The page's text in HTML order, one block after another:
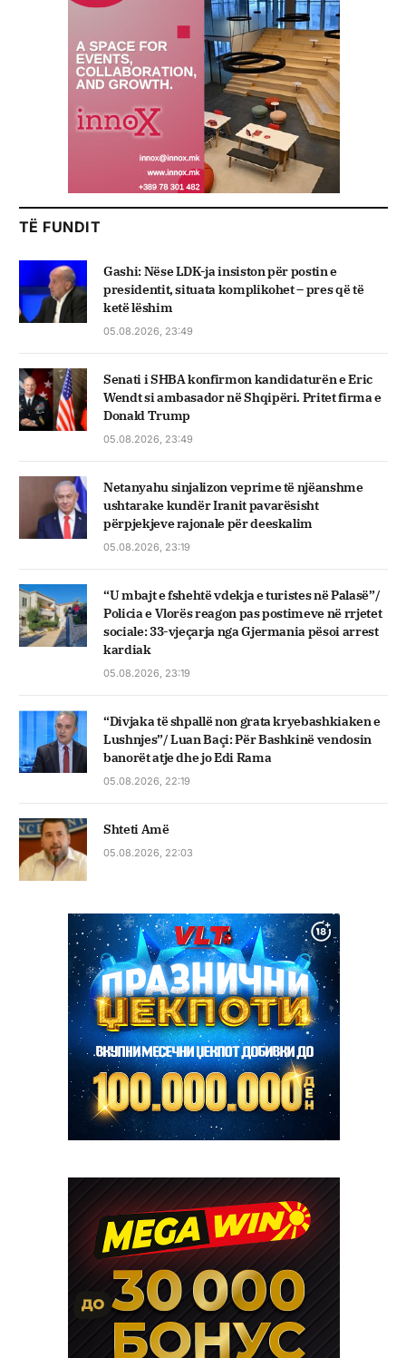
TË FUNDIT
Gashi: Nëse LDK-ja insiston për postin e
presidentit, situata komplikohet – pres që të
ketë lëshim
05.08.2026, 23:49
Senati i SHBA konfirmon kandidaturën e Eric
Wendt si ambasador në Shqipëri. Pritet firma e
Donald Trump
05.08.2026, 23:49
Netanyahu sinjalizon veprime të njëanshme
ushtarake kundër Iranit pavarësisht
përpjekjeve rajonale për deeskalim
05.08.2026, 23:19
“U mbajt e fshehtë vdekja e turistes në Palasë”/
Policia e Vlorës reagon pas postimeve në rrjetet
sociale: 33-vjeçarja nga Gjermania pësoi arrest
kardiak
05.08.2026, 23:19
“Divjaka të shpallë non grata kryebashkiaken e
Lushnjes”/ Luan Baçi: Për Bashkinë vendosin
banorët atje dhe jo Edi Rama
05.08.2026, 22:19
Shteti Amë
05.08.2026, 22:03